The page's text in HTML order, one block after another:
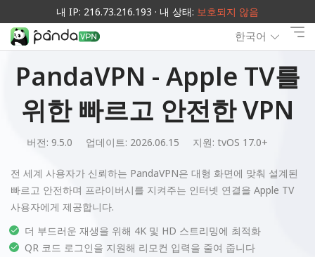
내 IP: 216.73.216.193 · 내 상태: 보호되지 않음
한국어
PandaVPN - Apple TV를
위한 빠르고 안전한 VPN
버전: 9.5.0 업데이트: 2026.06.15 지원: tvOS 17.0+
전 세계 사용자가 신뢰하는 PandaVPN은 대형 화면에 맞춰 설계된
빠르고 안전하며 프라이버시를 지켜주는 인터넷 연결을 Apple TV
사용자에게 제공합니다.
더 부드러운 재생을 위해 4K 및 HD 스트리밍에 최적화
QR 코드 로그인을 지원해 리모컨 입력을 줄여 줍니다